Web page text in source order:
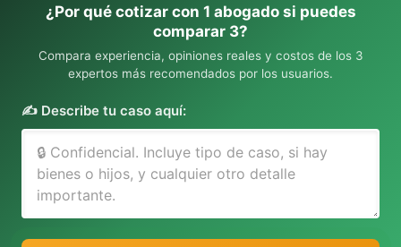
¿Por qué cotizar con 1 abogado si puedes
comparar 3?
Compara experiencia, opiniones reales y costos de los 3
expertos más recomendados por los usuarios.
✍️ Describe tu caso aquí: